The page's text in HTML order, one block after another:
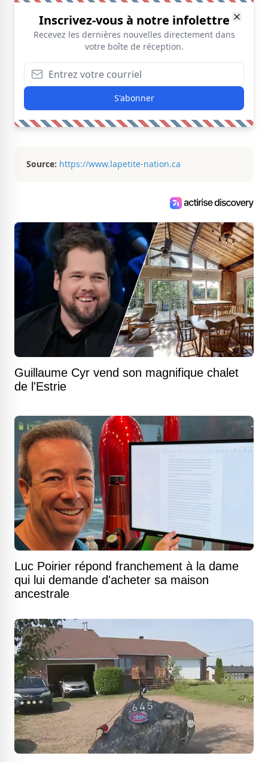
Inscrivez-vous à notre infolettre
Recevez les dernières nouvelles directement dans
votre boîte de réception.
S'abonner
Source: https://www.lapetite-nation.ca
Guillaume Cyr vend son magnifique chalet
de l'Estrie
Luc Poirier répond franchement à la dame
qui lui demande d'acheter sa maison
ancestrale